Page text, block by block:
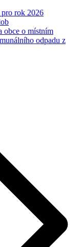
rok 2026
obce o místním
odpadu z